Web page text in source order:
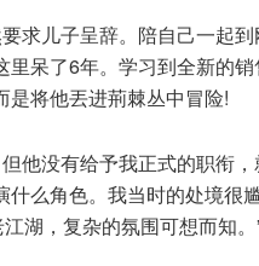
求儿子呈辞。陪自己一起
呆了6年。学习到全新的
是将他丟进荊棘丛中冒险!
他没有给予我正式的职衔
么角色。我当时的处境很
湖，复杂的氛围可想而知。